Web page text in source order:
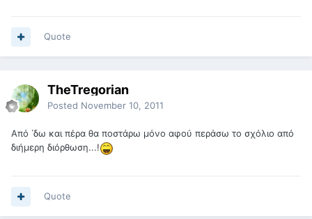
Quote
TheTregorian
Posted November 10, 2011
Από ΄δω και πέρα θα ποστάρω μόνο αφού περάσω το σχόλιο από
διήμερη διόρθωση...!
Quote